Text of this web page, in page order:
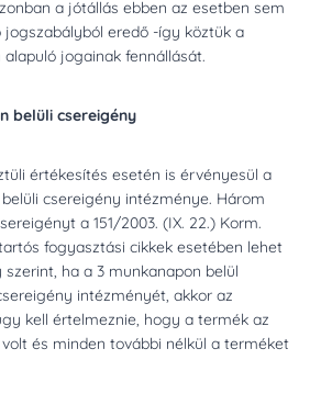
a jótállás ebben az esetben sem
eredő -így köztük a
jogainak fennállását.
belüli csereigény
értékesítés esetén is érvényesül a
csereigény intézménye. Három
a 151/2003. (IX. 22.) Korm.
fogyasztási cikkek esetében lehet
ha a 3 munkanapon belül
intézményét, akkor az
kell értelmeznie, hogy a termék az
és minden további nélkül a terméket